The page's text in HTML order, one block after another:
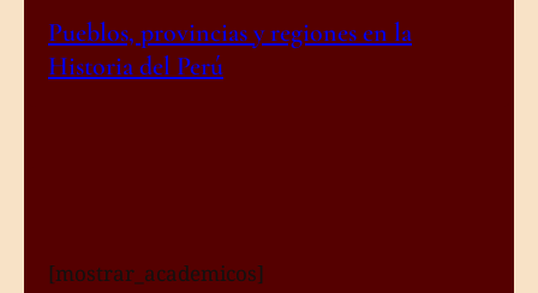
Pueblos, provincias y regiones en la
Historia del Perú
[mostrar_academicos]